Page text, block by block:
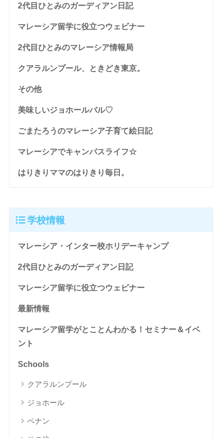
2代目ひとみのガーディアン日記
マレーシア留学に役立つウェビナー
2代目ひとみのマレーシア情報局
クアラルンプール、ときどき東京。
その他
美味しいジョホールバル♡
ごまたろうのマレーシア子育て絵日記
マレーシアでキャンパスライフ☆
はりきりママのはりきり毎日。
学校情報
マレーシア・インター校ホリデーキャンプ
2代目ひとみのガーディアン日記
マレーシア留学に役立つウェビナー
最新情報
マレーシア留学がとことんわかる！セミナー＆イベ
ント
Schools
クアラルンプール
ジョホール
ペナン